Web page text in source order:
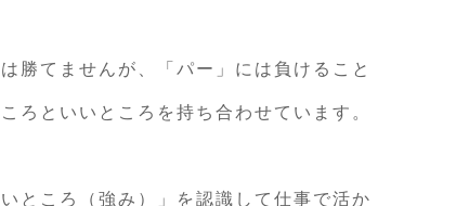
勝てませんが、「パー」には負けること
ろといいところを持ち合わせています。
ところ（強み）」を認識して仕事で活か